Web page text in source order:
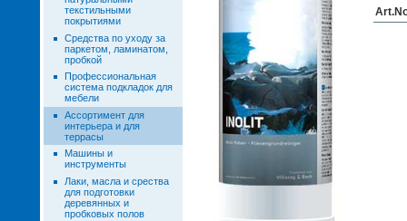
текстильными
покрытиями
Средства по уходу за
паркетом, ламинатом,
пробкой
Профессиональная
система подкладок для
мебели
Ассортимент для
интерьера и для
террасы
Машины и
инструменты
Лаки, масла и срества
для подготовки
деревянных и
пробковых полов